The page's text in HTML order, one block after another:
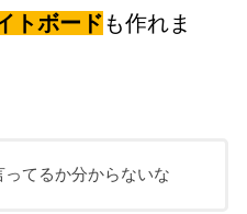
トボードも作れま
ってるか分からないな